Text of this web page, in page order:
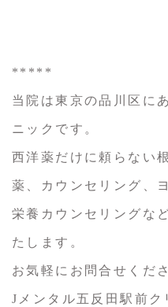
*****
当院は東京の品川区に
ニックです。
西洋薬だけに頼らない
薬、カウンセリング、
栄養カウンセリングな
たします。
お気軽にお問合せくだ
Jメンタル五反田駅前ク